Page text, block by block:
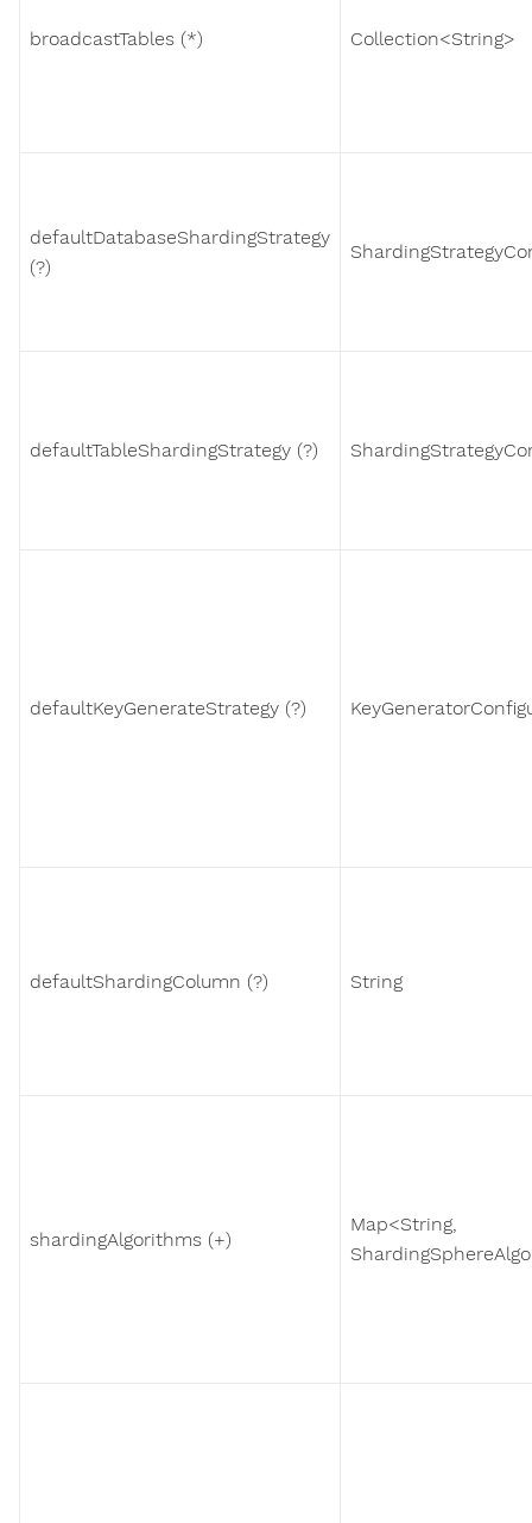
broadcastTables (*) Collection<String>
defaultDatabaseShardingStrategy
(?)
defaultTableShardingStrategy (?)
defaultKeyGenerateStrategy (?)
defaultShardingColumn (?) String
shardingAlgorithms (+)
Map<String,